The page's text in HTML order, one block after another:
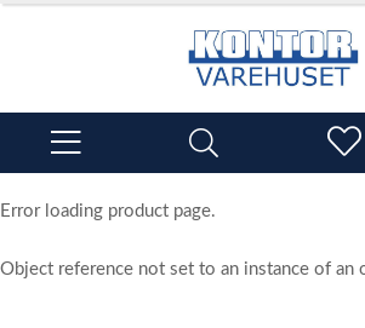
Error loading product page.
Object reference not set to an instance of an